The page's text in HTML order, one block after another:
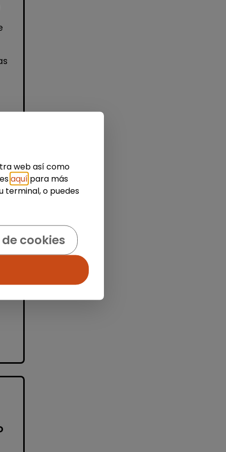
web así como
aquí para más
terminal, o puedes
cookies